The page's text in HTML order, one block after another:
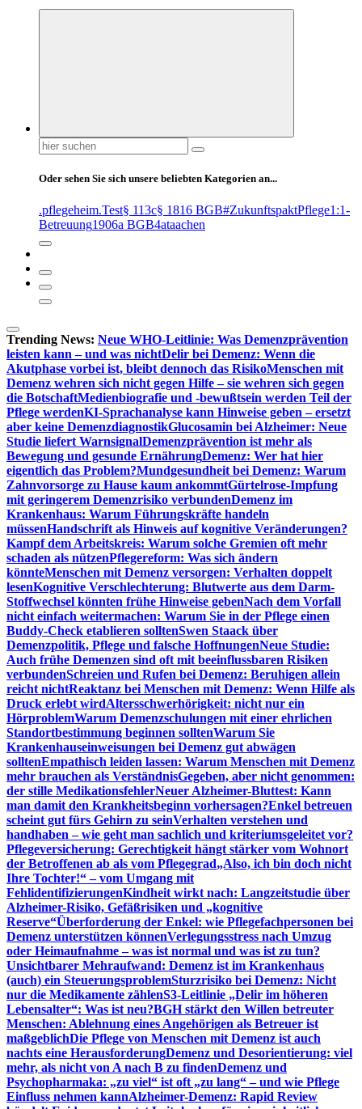
Suchen
nach:
Oder sehen Sie sich unsere beliebten Kategorien an...
.pflegeheim.Test§ 113c§ 1816 BGB#ZukunftspaktPflege1:1-
Betreuung1906a BGB4ataachen
Trending News: Neue WHO-Leitlinie: Was Demenzprävention
leisten kann – und was nichtDelir bei Demenz: Wenn die
Akutphase vorbei ist, bleibt dennoch das RisikoMenschen mit
Demenz wehren sich nicht gegen Hilfe – sie wehren sich gegen
die BotschaftMedienbiografie und -bewußtsein werden Teil der
Pflege werdenKI-Sprachanalyse kann Hinweise geben – ersetzt
aber keine DemenzdiagnostikGlucosamin bei Alzheimer: Neue
Studie liefert WarnsignalDemenzprävention ist mehr als
Bewegung und gesunde ErnährungDemenz: Wer hat hier
eigentlich das Problem?Mundgesundheit bei Demenz: Warum
Zahnvorsorge zu Hause kaum ankommtGürtelrose-Impfung
mit geringerem Demenzrisiko verbundenDemenz im
Krankenhaus: Warum Führungskräfte handeln
müssenHandschrift als Hinweis auf kognitive Veränderungen?
Kampf dem Arbeitskreis: Warum solche Gremien oft mehr
schaden als nützenPflegereform: Was sich ändern
könnteMenschen mit Demenz versorgen: Verhalten doppelt
lesenKognitive Verschlechterung: Blutwerte aus dem Darm-
Stoffwechsel könnten frühe Hinweise gebenNach dem Vorfall
nicht einfach weitermachen: Warum Sie in der Pflege einen
Buddy-Check etablieren solltenSwen Staack über
Demenzpolitik, Pflege und falsche HoffnungenNeue Studie:
Auch frühe Demenzen sind oft mit beeinflussbaren Risiken
verbundenSchreien und Rufen bei Demenz: Beruhigen allein
reicht nichtReaktanz bei Menschen mit Demenz: Wenn Hilfe als
Druck erlebt wirdAltersschwerhörigkeit: nicht nur ein
HörproblemWarum Demenzschulungen mit einer ehrlichen
Standortbestimmung beginnen solltenWarum Sie
Krankenhauseinweisungen bei Demenz gut abwägen
solltenEmpathisch leiden lassen: Warum Menschen mit Demenz
mehr brauchen als VerständnisGegeben, aber nicht genommen:
der stille MedikationsfehlerNeuer Alzheimer-Bluttest: Kann
man damit den Krankheitsbeginn vorhersagen?Enkel betreuen
scheint gut fürs Gehirn zu seinVerhalten verstehen und
handhaben – wie geht man sachlich und kriteriumsgeleitet vor?
Pflegeversicherung: Gerechtigkeit hängt stärker vom Wohnort
der Betroffenen ab als vom Pflegegrad„Also, ich bin doch nicht
Ihre Tochter!“ – vom Umgang mit
FehlidentifizierungenKindheit wirkt nach: Langzeitstudie über
Alzheimer-Risiko, Gefäßrisiken und „kognitive
Reserve“Überforderung der Enkel: wie Pflegefachpersonen bei
Demenz unterstützen könnenVerlegungsstress nach Umzug
oder Heimaufnahme – was ist normal und was ist zu tun?
Unsichtbarer Mehraufwand: Demenz ist im Krankenhaus
(auch) ein SteuerungsproblemSturzrisiko bei Demenz: Nicht
nur die Medikamente zählenS3-Leitlinie „Delir im höheren
Lebensalter“: Was ist neu?BGH stärkt den Willen betreuter
Menschen: Ablehnung eines Angehörigen als Betreuer ist
maßgeblichDie Pflege von Menschen mit Demenz ist auch
nachts eine HerausforderungDemenz und Desorientierung: viel
mehr, als nicht von A nach B zu findenDemenz und
Psychopharmaka: „zu viel“ ist oft „zu lang“ – und wie Pflege
Einfluss nehmen kannAlzheimer-Demenz: Rapid Review